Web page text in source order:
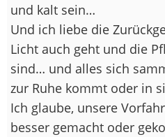
und kalt sein…
Und ich liebe die
Licht auch geht und die
sind… und alles sich
zur Ruhe kommt oder in
Ich glaube, unsere
besser gemacht oder